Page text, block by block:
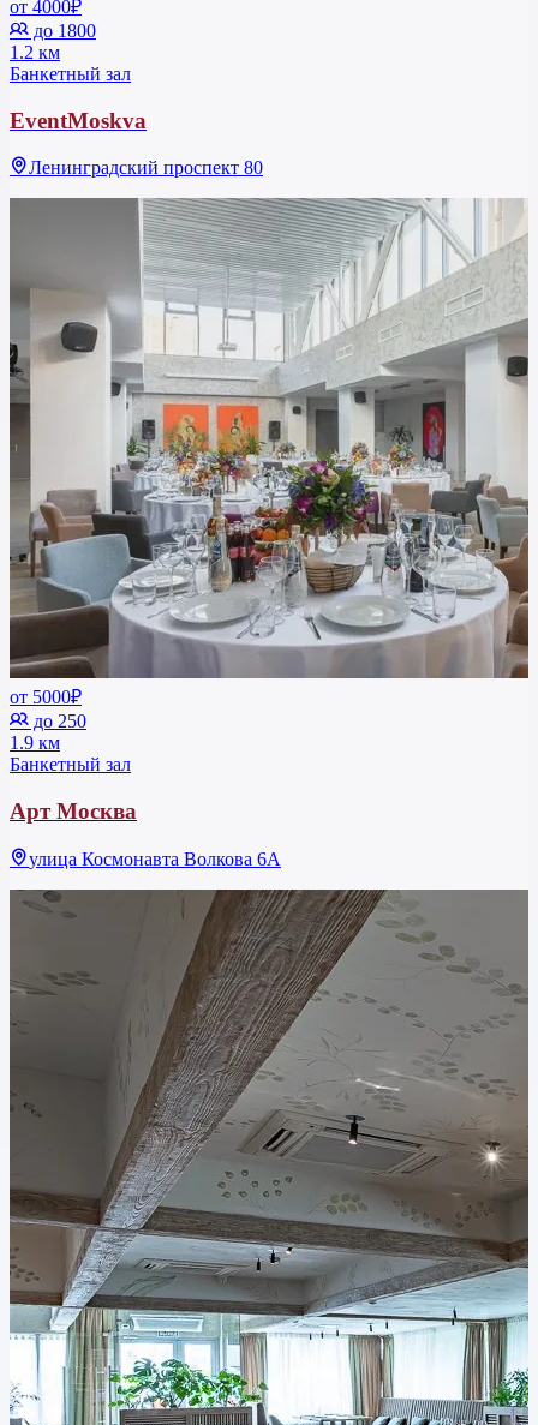
от 4000₽
до 1800
1.2 км
Банкетный зал
EventMoskva
Ленинградский проспект 80
от 5000₽
до 250
1.9 км
Банкетный зал
Арт Москва
улица Космонавта Волкова 6А